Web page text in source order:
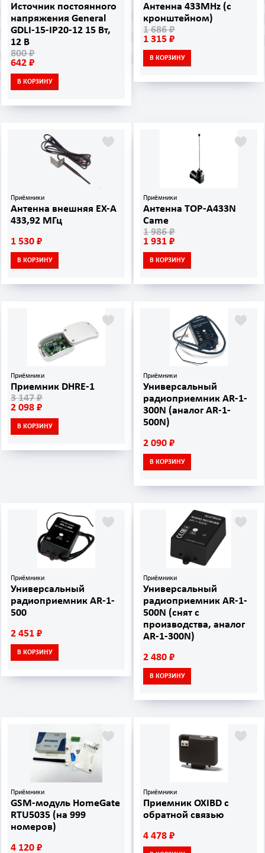
Источник постоянного
напряжения General
GDLI-15-IP20-12 15 Вт,
12 В
800 ₽
642 ₽
В КОРЗИНУ
Антенна 433MHz (с
кронштейном)
1 686 ₽
1 315 ₽
В КОРЗИНУ
Приёмники
Антенна внешняя EX-A
433,92 МГц
1 530 ₽
В КОРЗИНУ
Приёмники
Антенна TOP-A433N
Came
1 986 ₽
1 931 ₽
В КОРЗИНУ
Приёмники
Приемник DHRE-1
3 147 ₽
2 098 ₽
В КОРЗИНУ
Приёмники
Универсальный
радиоприемник AR-1-
300N (аналог AR-1-
500N)
2 090 ₽
В КОРЗИНУ
Приёмники
Универсальный
радиоприемник AR-1-
500
2 451 ₽
В КОРЗИНУ
Приёмники
Универсальный
радиоприемник AR-1-
500N (снят с
производства, аналог
AR-1-300N)
2 480 ₽
В КОРЗИНУ
Приёмники
GSM-модуль HomeGate
RTU5035 (на 999
номеров)
4 120 ₽
Приёмники
Приемник OXIBD с
обратной связью
4 478 ₽